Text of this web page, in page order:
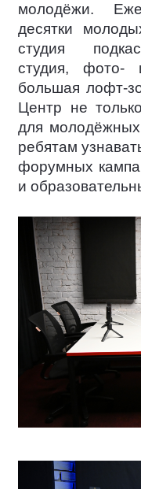
молодёжи.
десятки
студия
студия, фото-
большая лофт-
Центр не
для
ребятам
форумных
и